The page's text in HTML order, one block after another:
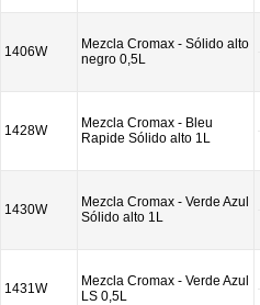
1406W
Mezcla Cromax - Sólido alto
negro 0,5L
1428W
Mezcla Cromax - Bleu
Rapide Sólido alto 1L
1430W
Mezcla Cromax - Verde Azul
Sólido alto 1L
1431W
Mezcla Cromax - Verde Azul
LS 0,5L